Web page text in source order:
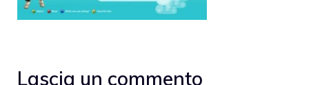
Lascia un commento